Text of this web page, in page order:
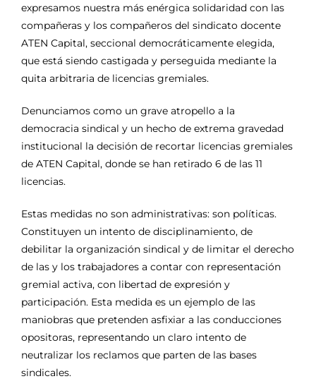
expresamos nuestra más enérgica solidaridad con las
compañeras y los compañeros del sindicato docente
ATEN Capital, seccional democráticamente elegida,
que está siendo castigada y perseguida mediante la
quita arbitraria de licencias gremiales.
Denunciamos como un grave atropello a la
democracia sindical y un hecho de extrema gravedad
institucional la decisión de recortar licencias gremiales
de ATEN Capital, donde se han retirado 6 de las 11
licencias.
Estas medidas no son administrativas: son políticas.
Constituyen un intento de disciplinamiento, de
debilitar la organización sindical y de limitar el derecho
de las y los trabajadores a contar con representación
gremial activa, con libertad de expresión y
participación. Esta medida es un ejemplo de las
maniobras que pretenden asfixiar a las conducciones
opositoras, representando un claro intento de
neutralizar los reclamos que parten de las bases
sindicales.